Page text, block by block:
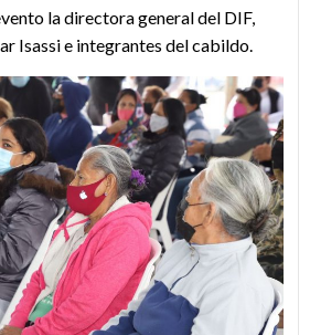
la directora general del DIF,
Isassi e integrantes del cabildo.